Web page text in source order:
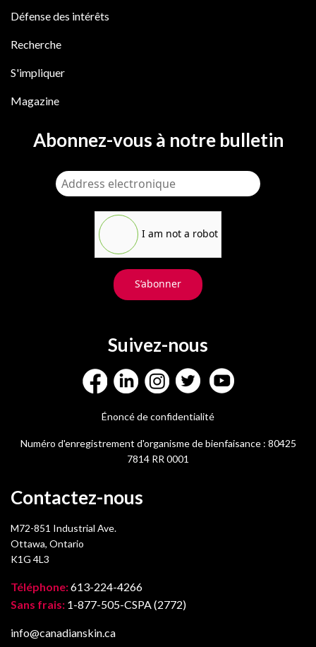
Défense des intérêts
Recherche
S'impliquer
Magazine
Abonnez-vous à notre bulletin
I am not a robot
S’abonner
Suivez-nous
Énoncé de confidentialité
Numéro d'enregistrement d'organisme de bienfaisance : 80425
7814 RR 0001
Contactez-nous
M72-851 Industrial Ave.
Ottawa, Ontario
K1G 4L3
Téléphone:613-224-4266
Sans frais: 1-877-505-CSPA (2772)
info@canadianskin.ca